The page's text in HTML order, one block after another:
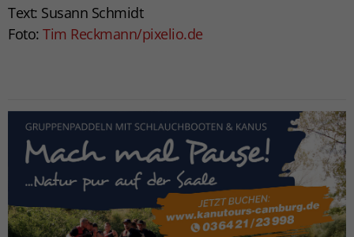
Text: Susann Schmidt
Foto: Tim Reckmann/pixelio.de